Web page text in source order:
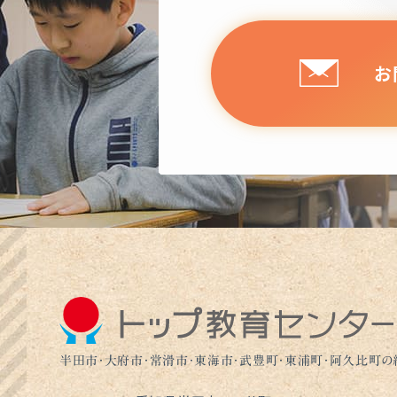
お
半田市・大府市・常滑市・東海市・武豊町・東浦町・阿久比町